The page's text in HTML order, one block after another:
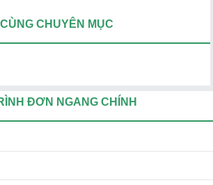
CÙNG CHUYÊN MỤC
ĐƠN NGANG CHÍNH